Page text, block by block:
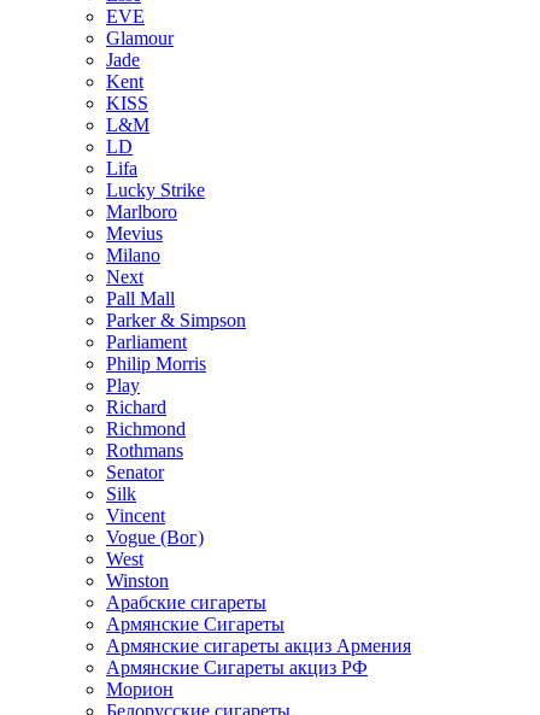
EVE
Glamour
Jade
Kent
KISS
L&M
LD
Lifa
Lucky Strike
Marlboro
Mevius
Milano
Next
Pall Mall
Parker & Simpson
Parliament
Philip Morris
Play
Richard
Richmond
Rothmans
Senator
Silk
Vincent
Vogue (Вог)
West
Winston
Арабские сигареты
Армянские Сигареты
Армянские сигареты акциз Армения
Армянские Сигареты акциз РФ
Морион
Белорусские сигареты